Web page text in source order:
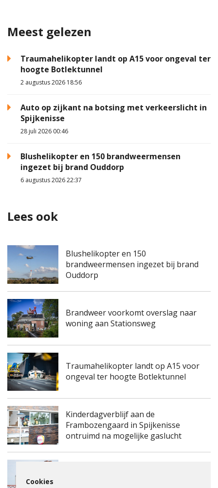
Meest gelezen
Traumahelikopter landt op A15 voor ongeval ter
hoogte Botlektunnel
2 augustus 2026 18:56
Auto op zijkant na botsing met verkeerslicht in
Spijkenisse
28 juli 2026 00:46
Blushelikopter en 150 brandweermensen
ingezet bij brand Ouddorp
6 augustus 2026 22:37
Lees ook
Blushelikopter en 150
brandweermensen ingezet bij brand
Ouddorp
Brandweer voorkomt overslag naar
woning aan Stationsweg
Traumahelikopter landt op A15 voor
ongeval ter hoogte Botlektunnel
Kinderdagverblijf aan de
Frambozengaard in Spijkenisse
ontruimd na mogelijke gaslucht
Cookies